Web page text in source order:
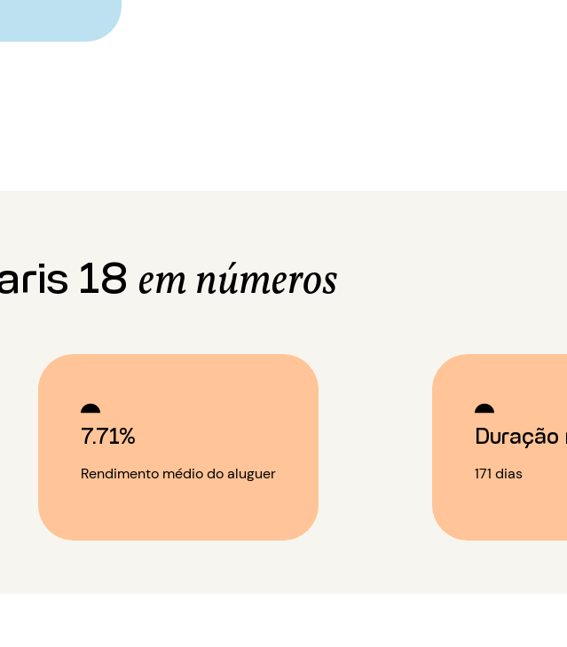
18 em números
7.71%
Rendimento médio do aluguer
Duração
171 dias